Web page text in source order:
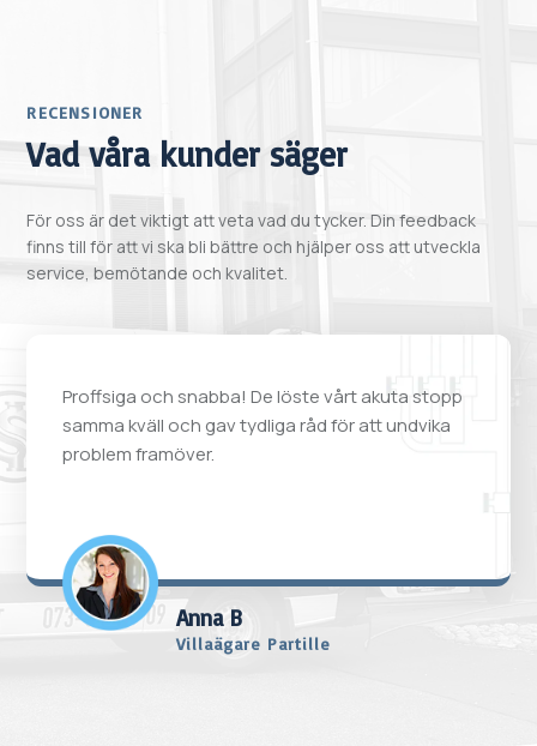
RECENSIONER
Vad våra kunder säger
För oss är det viktigt att veta vad du tycker. Din feedback
finns till för att vi ska bli bättre och hjälper oss att utveckla
service, bemötande och kvalitet.
Proffsiga och snabba! De löste vårt akuta stopp
samma kväll och gav tydliga råd för att undvika
problem framöver.
Anna B
Villaägare Partille